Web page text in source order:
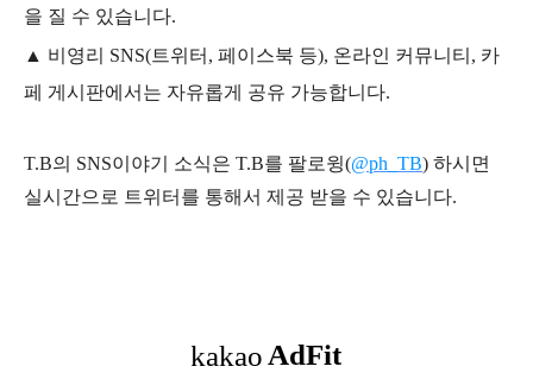
을 질 수 있습니다.
▲ 비영리 SNS(트위터, 페이스북 등), 온라인 커뮤니티, 카
페 게시판에서는 자유롭게 공유 가능합니다.
T.B의 SNS이야기 소식은 T.B를 팔로윙(@ph_TB) 하시면
실시간으로 트위터를 통해서 제공 받을 수 있습니다.